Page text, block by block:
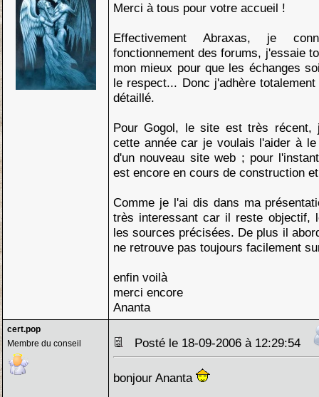
Merci à tous pour votre accueil !
Effectivement Abraxas, je
fonctionnement des forums, j'essaie
mon mieux pour que les échanges
le respect... Donc j'adhère
détaillé.
Pour Gogol, le site est très
cette année car je voulais l'aider à
d'un nouveau site web ; pour
est encore en cours de construction
Comme je l'ai dis dans ma
très interessant car il reste objectif,
les sources précisées. De plus il
ne retrouve pas toujours facilement
enfin voilà
merci encore
Ananta
cert.pop
Membre du conseil
Posté le 18-09-2006 à 12:29:54
bonjour Ananta